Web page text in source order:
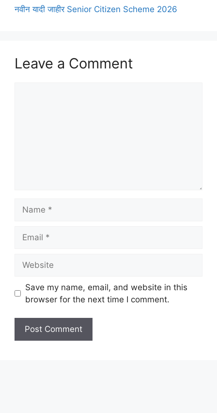
नवीन यादी जाहीर Senior Citizen Scheme 2026
Leave a Comment
Save my name, email, and website in this
browser for the next time I comment.